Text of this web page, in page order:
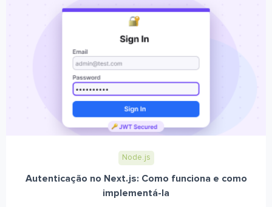
Node.js
Autenticação no Next.js: Como funciona e como
implementá-la